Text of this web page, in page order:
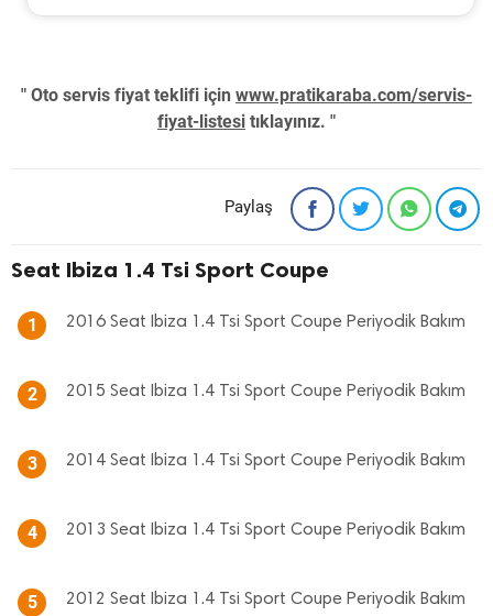
" Oto servis fiyat teklifi için www.pratikaraba.com/servis-
fiyat-listesi tıklayınız. "
Paylaş
Seat Ibiza 1.4 Tsi Sport Coupe
1 2016 Seat Ibiza 1.4 Tsi Sport Coupe Periyodik Bakım
2 2015 Seat Ibiza 1.4 Tsi Sport Coupe Periyodik Bakım
3 2014 Seat Ibiza 1.4 Tsi Sport Coupe Periyodik Bakım
4 2013 Seat Ibiza 1.4 Tsi Sport Coupe Periyodik Bakım
5 2012 Seat Ibiza 1.4 Tsi Sport Coupe Periyodik Bakım